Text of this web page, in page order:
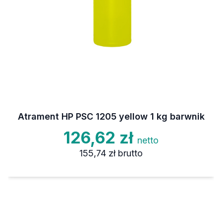
Atrament HP PSC 1205 yellow 1 kg barwnik
126,62 zł netto
155,74 zł brutto